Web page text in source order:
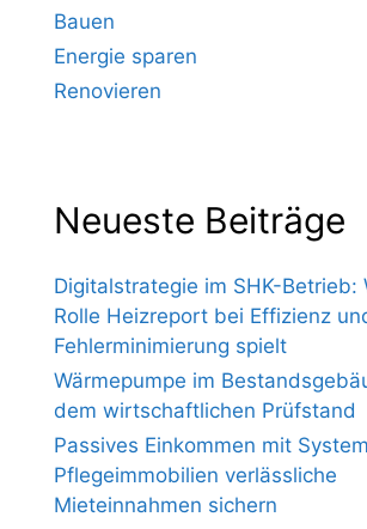
Bauen
Energie sparen
Renovieren
Neueste Beiträge
Digitalstrategie im SHK-Betrieb:
Rolle Heizreport bei Effizienz
Fehlerminimierung spielt
Wärmepumpe im
dem wirtschaftlichen Prüfstand
Passives Einkommen mit
Pflegeimmobilien verlässliche
Mieteinnahmen sichern